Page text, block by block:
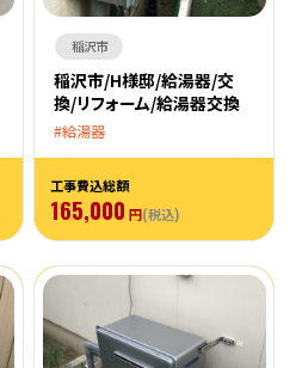
稲沢市
稲沢市/H様邸/給湯器/交
換/リフォーム/給湯器交換
給湯器
工事費込総額
165,000 円(税込)